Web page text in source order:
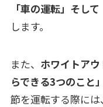
「車の運転」そし
します。
また、 ホワイトア
らできる3つのこと」
節を運転する際に